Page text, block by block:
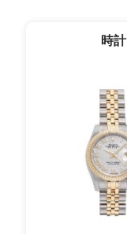
時計